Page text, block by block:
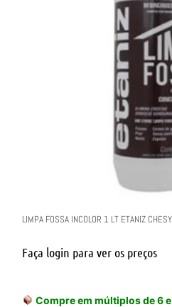
LIMPA FOSSA INCOLOR 1 LT ETANIZ CHESY
Faça login para ver os preços
Compre em múltiplos de 6